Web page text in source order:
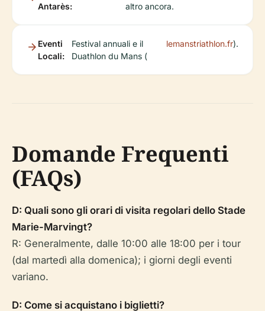
Antarès:
altro ancora.
Eventi
Locali:
Festival annuali e il
Duathlon du Mans (
lemanstriathlon.fr).
Domande Frequenti
(FAQs)
D: Quali sono gli orari di visita regolari dello Stade
Marie-Marvingt?
R: Generalmente, dalle 10:00 alle 18:00 per i tour
(dal martedì alla domenica); i giorni degli eventi
variano.
D: Come si acquistano i biglietti?